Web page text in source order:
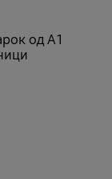
од А1